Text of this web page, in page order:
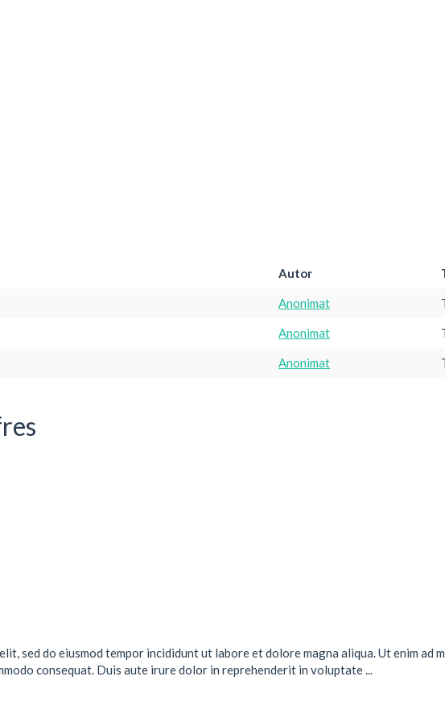
Autor
Anonimat
Anonimat
Anonimat
sed do eiusmod tempor incididunt ut labore et dolore magna aliqua. Ut enim ad
consequat. Duis aute irure dolor in reprehenderit in voluptate ...